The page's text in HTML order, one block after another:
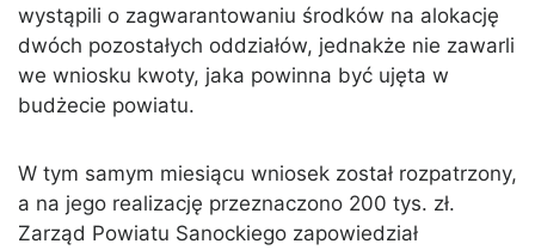
wystąpili o zagwarantowaniu środków na alokację
dwóch pozostałych oddziałów, jednakże nie zawarli
we wniosku kwoty, jaka powinna być ujęta w
budżecie powiatu.
W tym samym miesiącu wniosek został rozpatrzony,
a na jego realizację przeznaczono 200 tys. zł.
Zarząd Powiatu Sanockiego zapowiedział